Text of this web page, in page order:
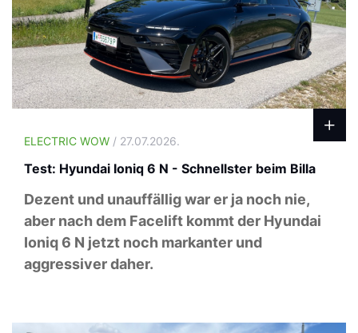
ELECTRIC WOW / 27.07.2026.
Test: Hyundai Ioniq 6 N - Schnellster beim Billa
Dezent und unauffällig war er ja noch nie,
aber nach dem Facelift kommt der Hyundai
Ioniq 6 N jetzt noch markanter und
aggressiver daher.